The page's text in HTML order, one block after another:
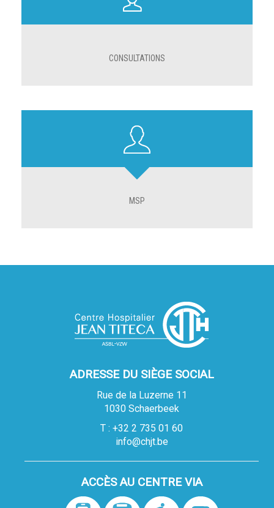
CONSULTATIONS
MSP
ADRESSE DU SIÈGE SOCIAL
Rue de la Luzerne 11
1030 Schaerbeek
T : +32 2 735 01 60
info@chjt.be
ACCÈS AU CENTRE VIA